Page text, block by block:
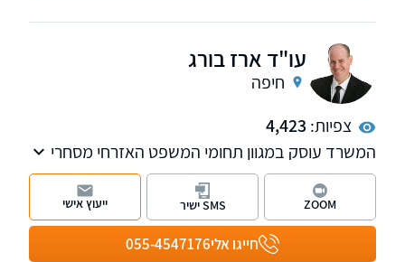
עו"ד ארז בורג
חיפה
צפיות: 4,423
המשרד עוסק במגוון תחומי המשפט האזרחי מסחרי
לרבות מקרקעין נדל"ן, דיני משפחה, דיני מושבים
וקיבוצים ודיני בנקאות.
חייגו אלי055-4547176
ZOOM SMS ישיר ייעוץ אישי